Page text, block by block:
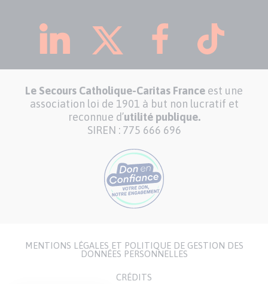
Le Secours Catholique-Caritas France est une
association loi de 1901 à but non lucratif et
reconnue d’utilité publique.
SIREN : 775 666 696
MENTIONS LÉGALES ET POLITIQUE DE GESTION DES
DONNÉES PERSONNELLES
CRÉDITS